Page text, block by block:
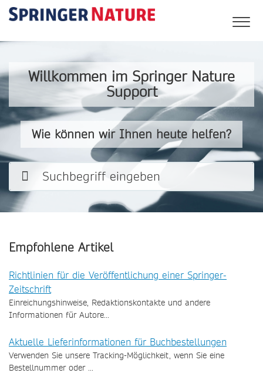
Willkommen im Springer Nature
Support
Wie können wir Ihnen heute helfen?
Empfohlene Artikel
Richtlinien für die Veröffentlichung einer Springer-
Zeitschrift
Einreichungshinweise, Redaktionskontakte und andere
Informationen für Autore...
Aktuelle Lieferinformationen für Buchbestellungen
Verwenden Sie unsere Tracking-Möglichkeit, wenn Sie eine
Bestellnummer oder ...